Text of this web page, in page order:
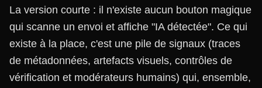
La version courte : il n'existe aucun bouton magique
qui scanne un envoi et affiche "IA détectée". Ce qui
existe à la place, c'est une pile de signaux (traces
de métadonnées, artefacts visuels, contrôles de
vérification et modérateurs humains) qui, ensemble,